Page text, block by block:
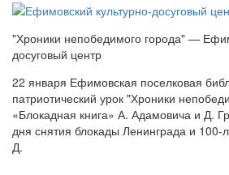
"Хроники непобедимого города" —
досуговый центр
22 января Ефимовская поселковая
патриотический урок "Хроники
«Блокадная книга» А. Адамовича и Д.
дня снятия блокады Ленинграда и
Д.